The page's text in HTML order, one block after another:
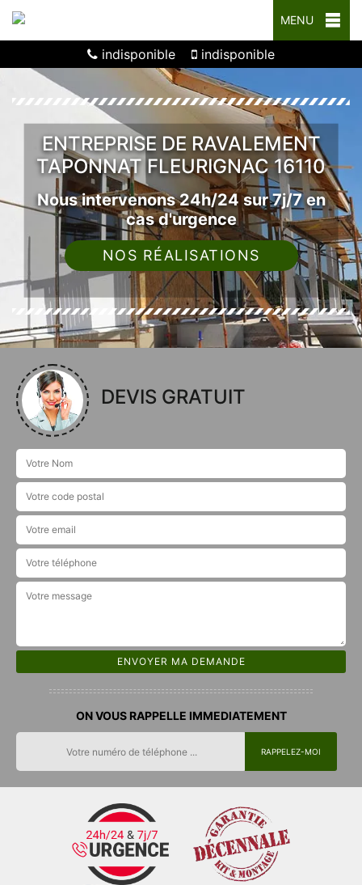
MENU
indisponible indisponible
ENTREPRISE DE RAVALEMENT
TAPONNAT FLEURIGNAC 16110
Nous intervenons 24h/24 sur 7j/7 en
cas d'urgence
NOS RÉALISATIONS
DEVIS GRATUIT
ON VOUS RAPPELLE IMMEDIATEMENT